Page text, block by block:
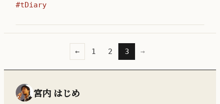
#tDiary
← 1 2 3 →
宮内 はじめ